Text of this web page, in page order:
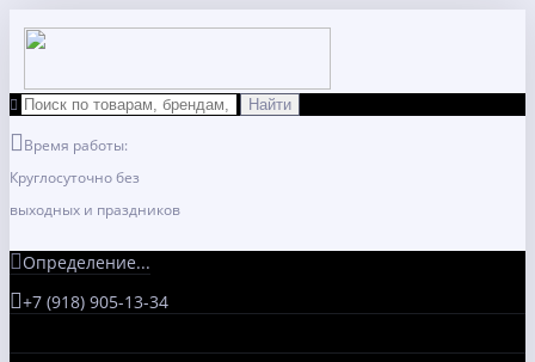
Время работы:
Круглосуточно без
выходных и праздников
Определение...
+7 (918) 905-13-34